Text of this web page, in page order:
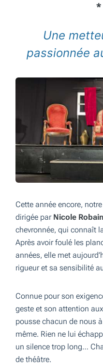
Une
passionnée
Cette année encore,
dirigée par Nicole Robain
chevronnée, qui connaît
Après avoir foulé les
années, elle met
rigueur et sa sensibilité
Connue pour son
geste et son attention
pousse chacun de nous
même. Rien ne lui
un silence trop long…
de théâtre.